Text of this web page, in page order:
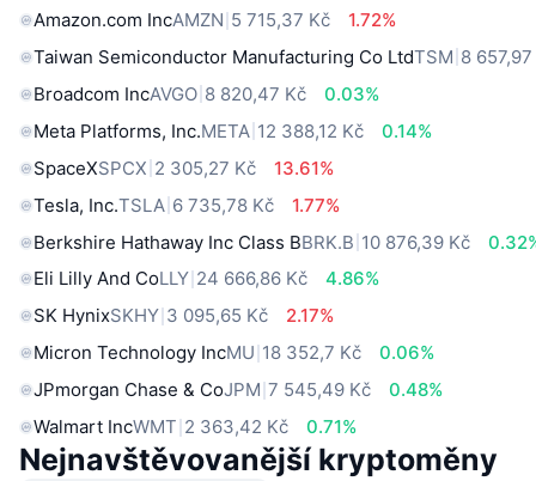
Amazon.com IncAMZN 5 715,37 Kč
1.72%
Taiwan Semiconductor Manufacturing Co LtdTSM 8
Broadcom IncAVGO 8 820,47 Kč
0.03%
Meta Platforms, Inc.META 12 388,12 Kč
0.14%
SpaceXSPCX 2 305,27 Kč
13.61%
Tesla, Inc.TSLA 6 735,78 Kč
1.77%
Berkshire Hathaway Inc Class BBRK.B 10 876,39 Kč
Eli Lilly And CoLLY 24 666,86 Kč
4.86%
SK HynixSKHY 3 095,65 Kč
2.17%
Micron Technology IncMU 18 352,7 Kč
0.06%
JPmorgan Chase & CoJPM 7 545,49 Kč
0.48%
Walmart IncWMT 2 363,42 Kč 0.71%
Nejnavštěvovanější kryptoměny